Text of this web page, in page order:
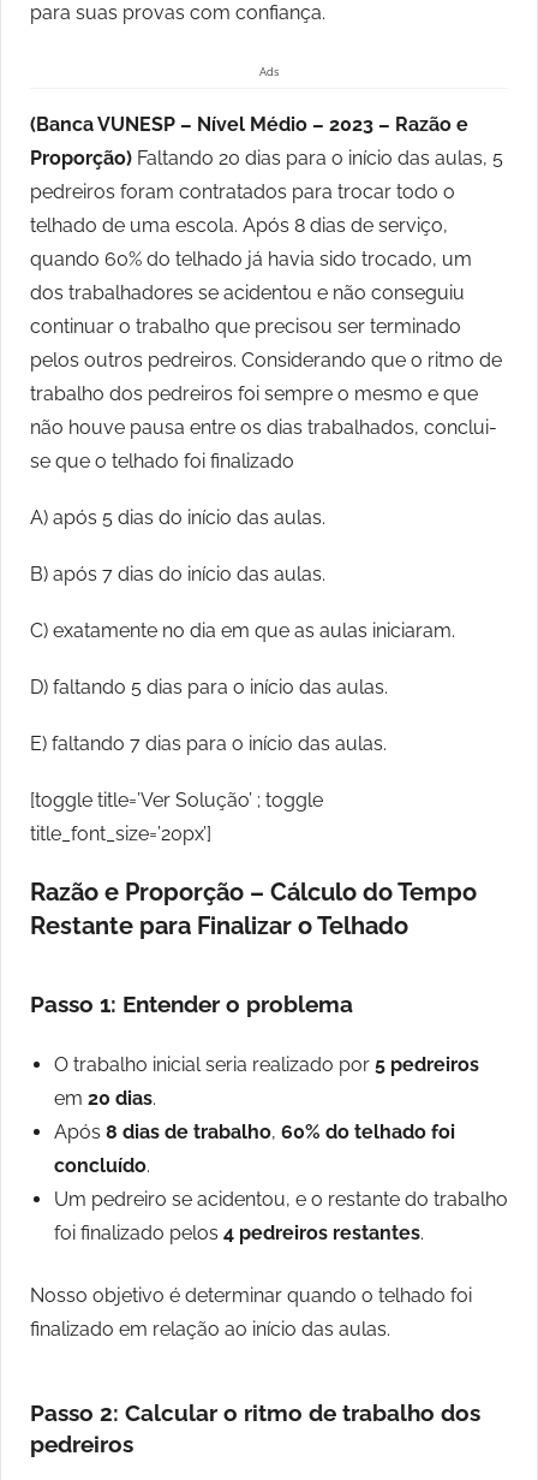
para suas provas com confiança.
Ads
(Banca VUNESP – Nível Médio – 2023 – Razão e
Proporção) Faltando 20 dias para o início das aulas, 5
pedreiros foram contratados para trocar todo o
telhado de uma escola. Após 8 dias de serviço,
quando 60% do telhado já havia sido trocado, um
dos trabalhadores se acidentou e não conseguiu
continuar o trabalho que precisou ser terminado
pelos outros pedreiros. Considerando que o ritmo de
trabalho dos pedreiros foi sempre o mesmo e que
não houve pausa entre os dias trabalhados, conclui-
se que o telhado foi finalizado
A) após 5 dias do início das aulas.
B) após 7 dias do início das aulas.
C) exatamente no dia em que as aulas iniciaram.
D) faltando 5 dias para o início das aulas.
E) faltando 7 dias para o início das aulas.
[toggle title=’Ver Solução’ ; toggle
title_font_size=’20px’]
Razão e Proporção – Cálculo do Tempo
Restante para Finalizar o Telhado
Passo 1: Entender o problema
O trabalho inicial seria realizado por 5 pedreiros
em 20 dias.
Após 8 dias de trabalho, 60% do telhado foi
concluído.
Um pedreiro se acidentou, e o restante do trabalho
foi finalizado pelos 4 pedreiros restantes.
Nosso objetivo é determinar quando o telhado foi
finalizado em relação ao início das aulas.
Passo 2: Calcular o ritmo de trabalho dos
pedreiros